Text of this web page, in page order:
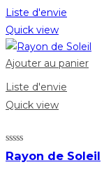
Liste d'envie
Quick view
Ajouter au panier
Liste d'envie
Quick view
Rayon de Soleil